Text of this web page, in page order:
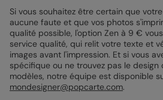
Si vous souhaitez être certain que
aucune faute et que vos photos
qualité possible, l'option Zen à 9 €
service qualité, qui relit votre texte et
images avant l'impression. Et si vous
spécifique ou ne trouvez pas le design
modèles, notre équipe est disponible
mondesigner@popcarte.com.